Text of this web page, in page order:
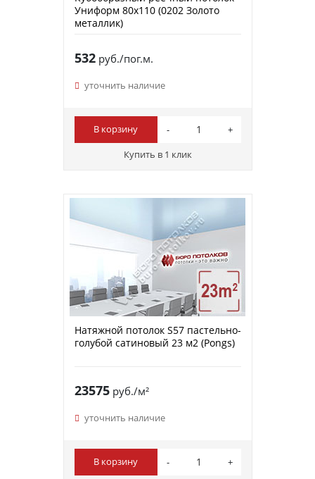
Униформ 80х110 (0202 Золото
металлик)
532руб./пог.м.
уточнить наличие
В корзину
Купить в 1 клик
Натяжной потолок S57 пастельно-
голубой сатиновый 23 м2 (Pongs)
23575руб./м²
уточнить наличие
В корзину